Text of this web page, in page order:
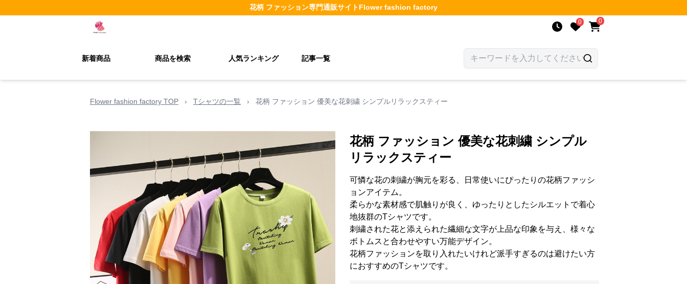
花柄 ファッション専門通販サイトFlower fashion factory
0 0
新着商品 商品を検索 人気ランキング 記事一覧
Flower fashion factory TOP › Tシャツの一覧 › 花柄 ファッション 優美な花刺繍 シンプルリラックスティー
花柄 ファッション 優美な花刺繍 シンプル
リラックスティー
可憐な花の刺繍が胸元を彩る、日常使いにぴったりの花柄ファッシ
ョンアイテム。
柔らかな素材感で肌触りが良く、ゆったりとしたシルエットで着心
地抜群のTシャツです。
刺繍された花と添えられた繊細な文字が上品な印象を与え、様々な
ボトムスと合わせやすい万能デザイン。
花柄ファッションを取り入れたいけれど派手すぎるのは避けたい方
におすすめのTシャツです。